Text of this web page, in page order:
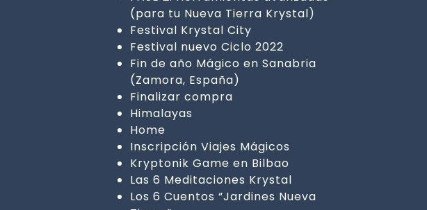
(para tu Nueva Tierra Krystal)
Festival Krystal City
Festival nuevo Ciclo 2022
Fin de año Mágico en Sanabria
(Zamora, España)
Finalizar compra
Himalayas
Home
Inscripción Viajes Mágicos
Kryptonik Game en Bilbao
Las 6 Meditaciones Krystal
Los 6 Cuentos “Jardines Nueva